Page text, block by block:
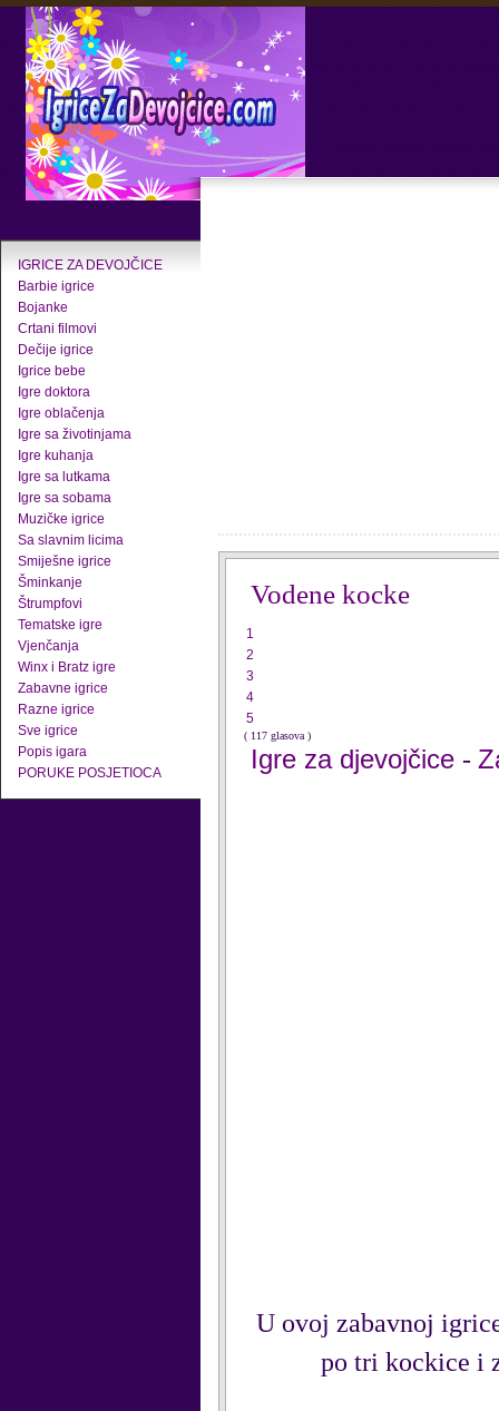
IGRICE ZA DEVOJČICE
Barbie igrice
Bojanke
Crtani filmovi
Dečije igrice
Igrice bebe
Igre doktora
Igre oblačenja
Igre sa životinjama
Igre kuhanja
Igre sa lutkama
Igre sa sobama
Muzičke igrice
Sa slavnim licima
Smiješne igrice
Šminkanje
Štrumpfovi
Tematske igre
Vjenčanja
Winx i Bratz igre
Zabavne igrice
Razne igrice
Sve igrice
Popis igara
PORUKE POSJETIOCA
Vodene kocke
1
2
3
4
5
( 117 glasova )
Igre za djevojčice -
U ovoj zabavnoj
po tri kockice i